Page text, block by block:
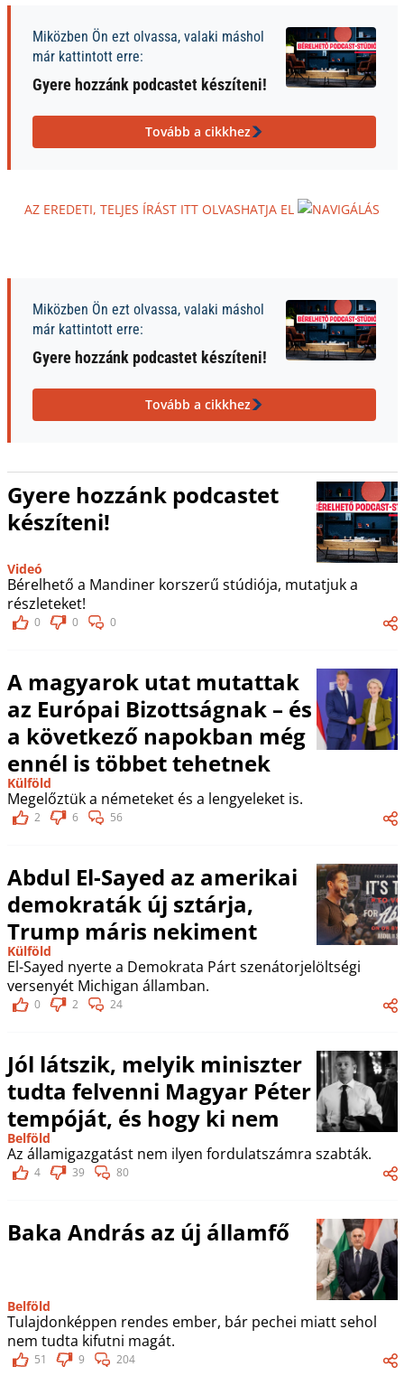
Miközben Ön ezt olvassa, valaki máshol
már kattintott erre:
Gyere hozzánk podcastet készíteni!
Tovább a cikkhez
AZ EREDETI, TELJES ÍRÁST ITT OLVASHATJA EL
Miközben Ön ezt olvassa, valaki máshol
már kattintott erre:
Gyere hozzánk podcastet készíteni!
Tovább a cikkhez
Gyere hozzánk podcastet
készíteni!
Videó
Bérelhető a Mandiner korszerű stúdiója, mutatjuk a
részleteket!
0 0 0
A magyarok utat mutattak
az Európai Bizottságnak – és
a következő napokban még
ennél is többet tehetnek
Külföld
Megelőztük a németeket és a lengyeleket is.
2 6 56
Abdul El-Sayed az amerikai
demokraták új sztárja,
Trump máris nekiment
Külföld
El-Sayed nyerte a Demokrata Párt szenátorjelöltségi
versenyét Michigan államban.
0 2 24
Jól látszik, melyik miniszter
tudta felvenni Magyar Péter
tempóját, és hogy ki nem
Belföld
Az államigazgatást nem ilyen fordulatszámra szabták.
4 39 80
Baka András az új államfő
Belföld
Tulajdonképpen rendes ember, bár pechei miatt sehol
nem tudta kifutni magát.
51 9 204